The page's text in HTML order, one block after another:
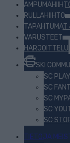
RULLAHIIHTO
TAPAHTUMAT
VARUSTEET
HARJOITTELU
SKI
SC PLAY
SC
SC
SC
SC
TIETOJA